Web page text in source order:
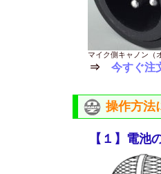
マイク側キャノン（
⇒ 今すぐ注
操作方法
【１】電池